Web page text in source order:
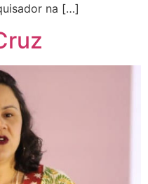
na […]